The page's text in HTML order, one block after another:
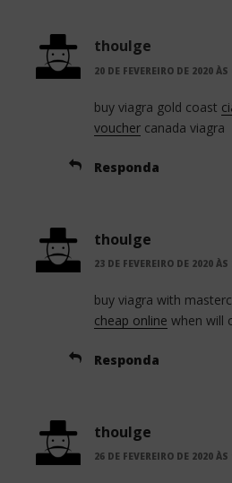
thoulge
20 DE FEVEREIRO DE 2020 ÀS
buy viagra gold coast
voucher canada viagra
Responda
thoulge
23 DE FEVEREIRO DE 2020 ÀS
buy viagra with
cheap online when will
Responda
thoulge
26 DE FEVEREIRO DE 2020 ÀS